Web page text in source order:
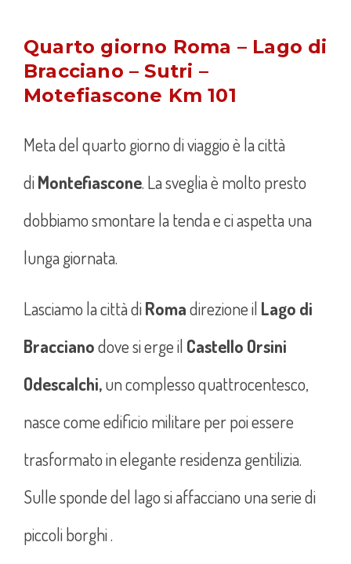
Quarto giorno Roma – Lago di
Bracciano – Sutri –
Motefiascone Km 101
Meta del quarto giorno di viaggio è la città
diMontefiascone . La sveglia è molto presto
dobbiamo smontare la tenda e ci aspetta una
lunga giornata.
Lasciamo la città diRomadirezione il Lago di
Braccianodove si erge il Castello Orsini
Odescalchi,un complesso quattrocentesco,
nasce come edificio militare per poi essere
trasformato in elegante residenza gentilizia.
Sulle sponde del lago si affacciano una serie di
piccoli borghi .